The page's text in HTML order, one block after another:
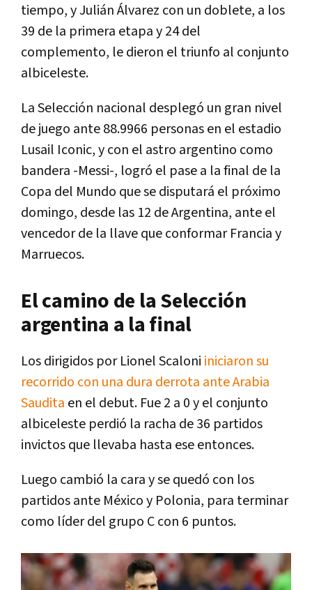
tiempo, y Julián Álvarez con un doblete, a los
39 de la primera etapa y 24 del
complemento, le dieron el triunfo al conjunto
albiceleste.
La Selección nacional desplegó un gran nivel
de juego ante 88.9966 personas en el estadio
Lusail Iconic, y con el astro argentino como
bandera -Messi-, logró el pase a la final de la
Copa del Mundo que se disputará el próximo
domingo, desde las 12 de Argentina, ante el
vencedor de la llave que conformar Francia y
Marruecos.
El camino de la Selección
argentina a la final
Los dirigidos por Lionel Scaloni iniciaron su
recorrido con una dura derrota ante Arabia
Saudita en el debut. Fue 2 a 0 y el conjunto
albiceleste perdió la racha de 36 partidos
invictos que llevaba hasta ese entonces.
Luego cambió la cara y se quedó con los
partidos ante México y Polonia, para terminar
como líder del grupo C con 6 puntos.